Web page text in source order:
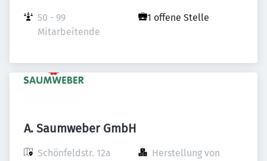
50 - 99
Mitarbeitende
1 offene Stelle
A. Saumweber GmbH
Schönfeldstr. 12a
Herstellung von